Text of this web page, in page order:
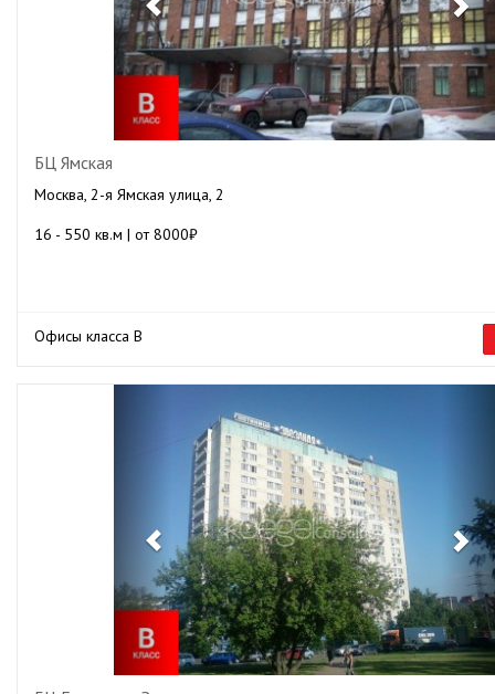
БЦ Ямская
Москва, 2-я Ямская улица, 2
16 - 550 кв.м | от 8000₽
Офисы класса B